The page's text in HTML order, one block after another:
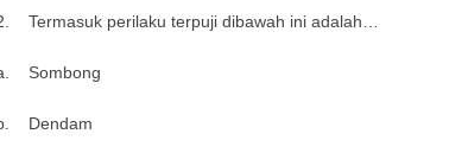
Termasuk perilaku terpuji dibawah ini adalah…
Sombong
Dendam